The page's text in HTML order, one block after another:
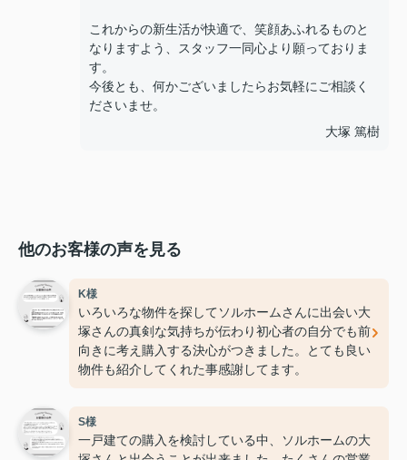
これからの新生活が快適で、笑顔あふれるものと
なりますよう、スタッフ一同心より願っておりま
す。
今後とも、何かございましたらお気軽にご相談く
ださいませ。
大塚 篤樹
他のお客様の声を見る
K様
いろいろな物件を探してソルホームさんに出会い大
塚さんの真剣な気持ちが伝わり初心者の自分でも前
向きに考え購入する決心がつきました。とても良い
物件も紹介してくれた事感謝してます。
S様
一戸建ての購入を検討している中、ソルホームの大